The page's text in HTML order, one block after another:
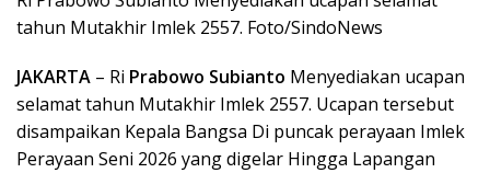
tahun Mutakhir Imlek 2557. Foto/SindoNews
JAKARTA – Ri Prabowo Subianto Menyediakan ucapan
selamat tahun Mutakhir Imlek 2557. Ucapan tersebut
disampaikan Kepala Bangsa Di puncak perayaan Imlek
Perayaan Seni 2026 yang digelar Hingga Lapangan